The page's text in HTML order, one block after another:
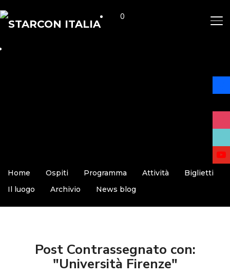
0
Home Ospiti Programma Attività
Biglietti
Il luogo
Archivio News blog
Post Contrassegnato con:
"Università Firenze"